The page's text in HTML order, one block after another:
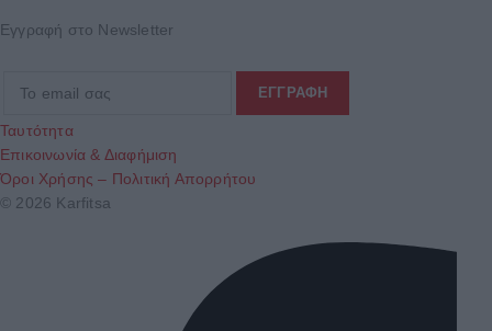
Εγγραφή στο Newsletter
Ταυτότητα
Επικοινωνία & Διαφήμιση
Όροι Χρήσης – Πολιτική Απορρήτου
© 2026 Karfitsa